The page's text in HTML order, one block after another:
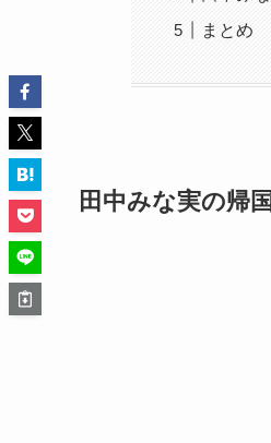
まとめ
田中みな実の帰